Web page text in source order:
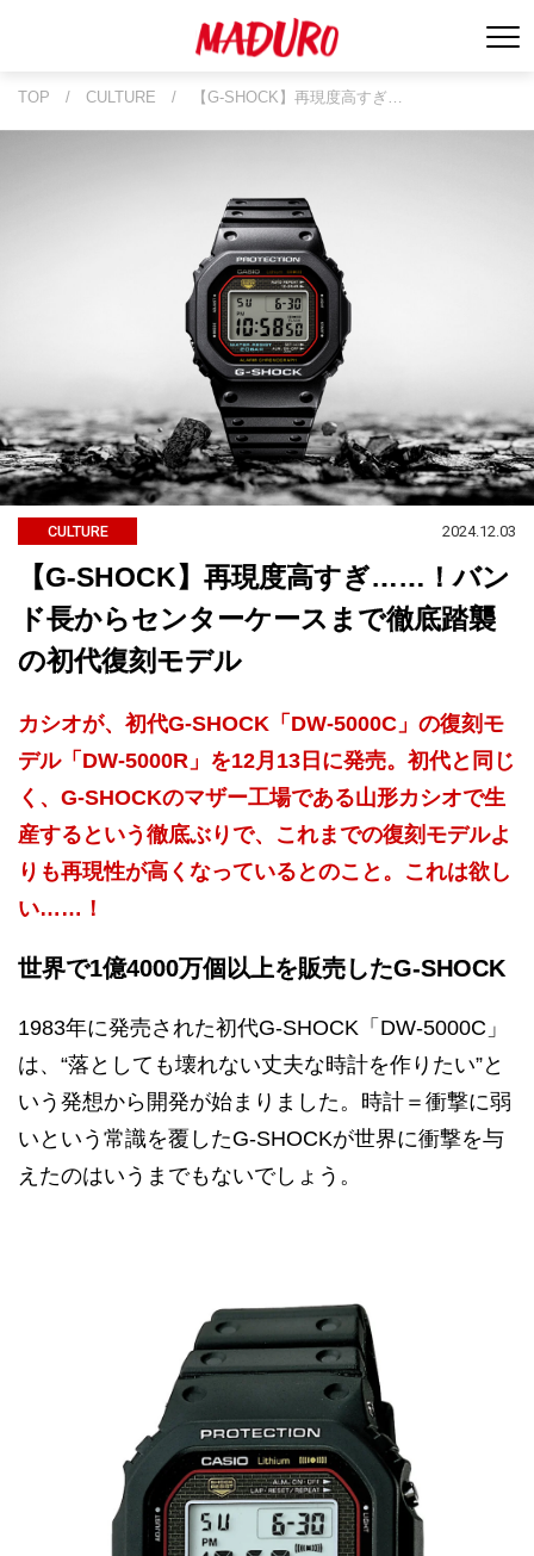
TOP / CULTURE / 【G-SHOCK】再現度高すぎ…
CULTURE 2024.12.03
【G-SHOCK】再現度高すぎ……！バン
ド長からセンターケースまで徹底踏襲
の初代復刻モデル
カシオが、初代G-SHOCK「DW-5000C」の復刻モ
デル「DW-5000R」を12月13日に発売。初代と同じ
く、G-SHOCKのマザー工場である山形カシオで生
産するという徹底ぶりで、これまでの復刻モデルよ
りも再現性が高くなっているとのこと。これは欲し
い……！
世界で1億4000万個以上を販売したG-SHOCK
1983年に発売された初代G-SHOCK「DW-5000C」
は、“落としても壊れない丈夫な時計を作りたい”と
いう発想から開発が始まりました。時計＝衝撃に弱
いという常識を覆したG-SHOCKが世界に衝撃を与
えたのはいうまでもないでしょう。